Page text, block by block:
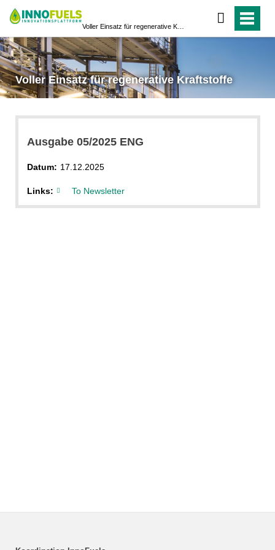
Voller Einsatz für regenerative Kraftstoffe
Ausgabe 05/2025 ENG
Datum: 17.12.2025
Links: To Newsletter